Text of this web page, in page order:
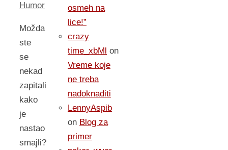
Humor
Možda
ste
se
nekad
zapitali
kako
je
nastao
smajli?
osmeh na
lice!”
crazy
time_xbMl on
Vreme koje
ne treba
nadoknaditi
LennyAspib
on Blog za
primer